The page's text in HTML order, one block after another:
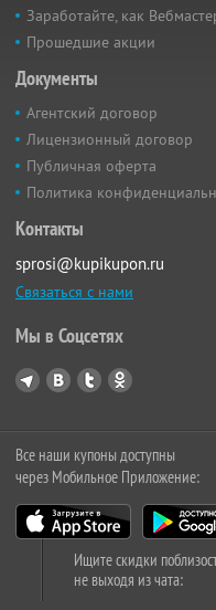
Заработайте, как
Прошедшие акции
Документы
Агентский договор
Лицензионный договор
Публичная оферта
Политика
Контакты
sprosi@kupikupon.ru
Связаться с нами
Мы в Соцсетях
Все наши купоны доступны
через Мобильное Приложение:
Ищите скидки
не выходя из чата: